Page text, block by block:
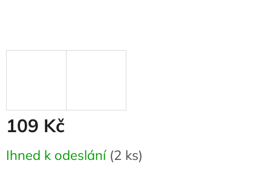
109 Kč
cena:
Ihned k odeslání (2 ks)